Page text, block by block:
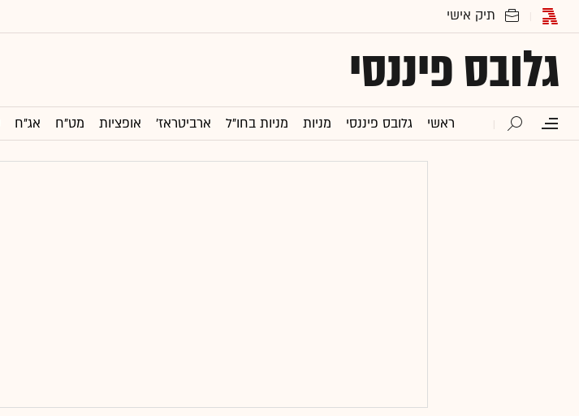
גלובס פיננסי
ראשי גלובס פיננסי מניות מניות בחו"ל ארביטראז' אופציות מט"ח אג"ח